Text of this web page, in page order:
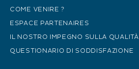
COME VENIRE ?
ESPACE PARTENAIRES
IL NOSTRO IMPEGNO SULLA QUALITÀ
QUESTIONARIO DI SODDISFAZIONE